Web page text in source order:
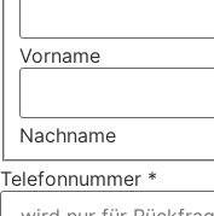
Vorname
Nachname
Telefonnummer *